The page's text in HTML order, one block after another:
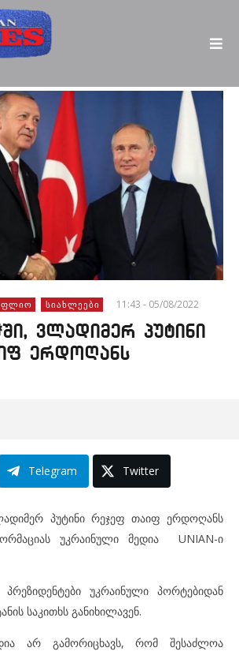
ᲡᲘᲐᲮᲚᲔᲔᲑᲘ 11:43 - 05/08/2022
ვლადიმერ პუტინი
ერდოღანს
Telegram Twitter
პუტინი რეჯეფ თაიფ ერდოღანს
უკრაინული მედია UNIAN-ი
უკრაინული პორტებიდან
საკითხს განიხილავენ.
არ გამორიცხავს, რომ შესაძლოა